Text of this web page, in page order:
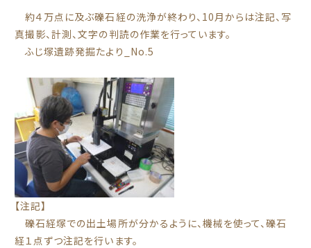
約４万点に及ぶ礫石経の洗浄が終わり、10月からは注記、写
真撮影、計測、文字の判読の作業を行っています。
ふじ塚遺跡発掘たより_No.5
【注記】
礫石経塚での出土場所が分かるように、機械を使って、礫石
経１点ずつ注記を行います。